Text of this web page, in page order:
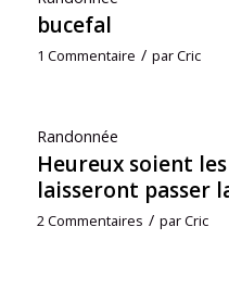
bucefal
1 Commentaire / parCric
Randonnée
Heureux soient
laisseront passer
2 Commentaires / parCric